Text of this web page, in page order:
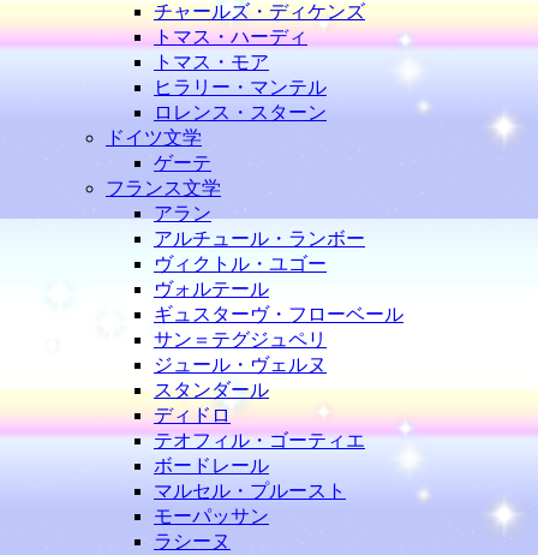
チャールズ・ディケンズ
トマス・ハーディ
トマス・モア
ヒラリー・マンテル
ロレンス・スターン
ドイツ文学
ゲーテ
フランス文学
アラン
アルチュール・ランボー
ヴィクトル・ユゴー
ヴォルテール
ギュスターヴ・フローベール
サン＝テグジュペリ
ジュール・ヴェルヌ
スタンダール
ディドロ
テオフィル・ゴーティエ
ボードレール
マルセル・プルースト
モーパッサン
ラシーヌ